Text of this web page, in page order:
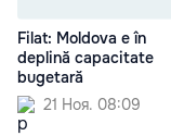
Filat: Moldova e în
deplină capacitate
bugetară
21 Ноя. 08:09